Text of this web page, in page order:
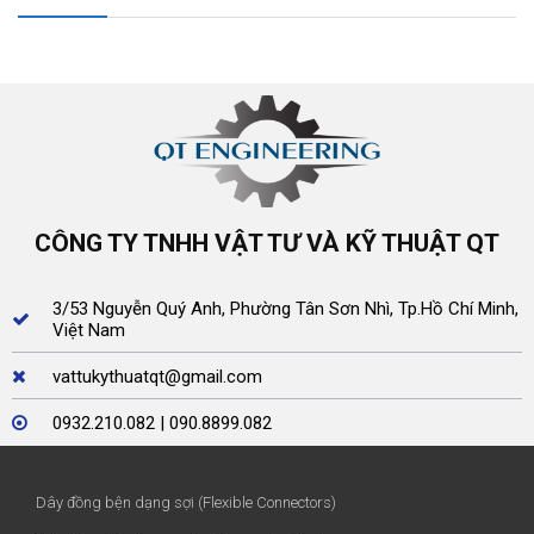
CÔNG TY TNHH VẬT TƯ VÀ KỸ THUẬT QT
3/53 Nguyễn Quý Anh, Phường Tân Sơn Nhì, Tp.Hồ Chí Minh,
Việt Nam
vattukythuatqt@gmail.com
0932.210.082 | 090.8899.082
Dây đồng bện dạng sợi (Flexible Connectors)